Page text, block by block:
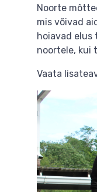
Noorte
mis võivad
hoiavad elus
noortele, kui
Vaata